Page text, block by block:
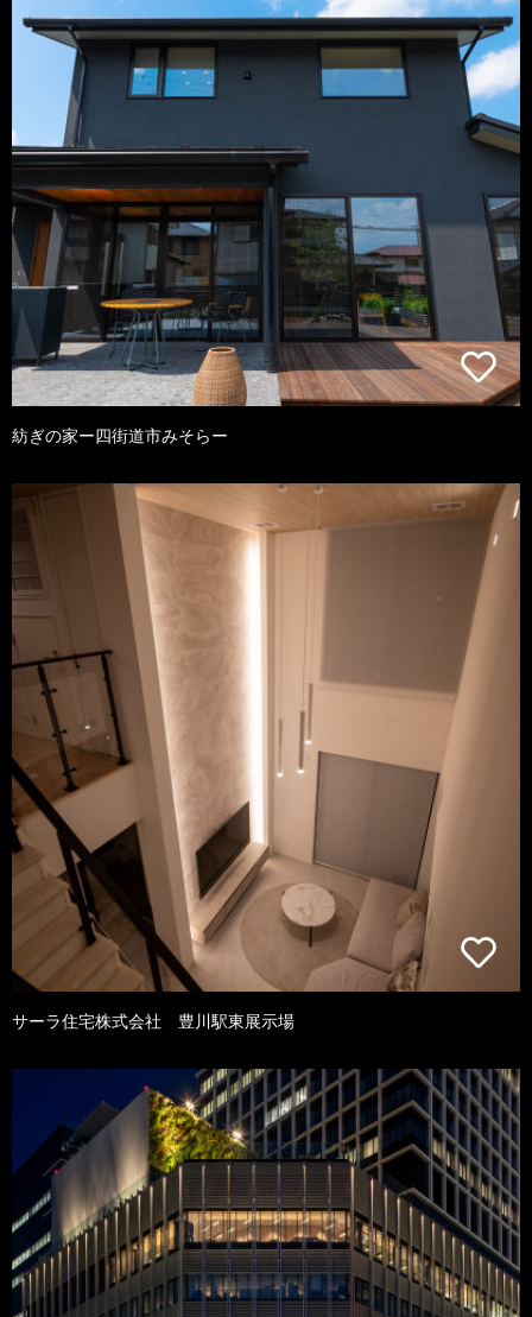
紡ぎの家ー四街道市みそらー
サーラ住宅株式会社 豊川駅東展示場